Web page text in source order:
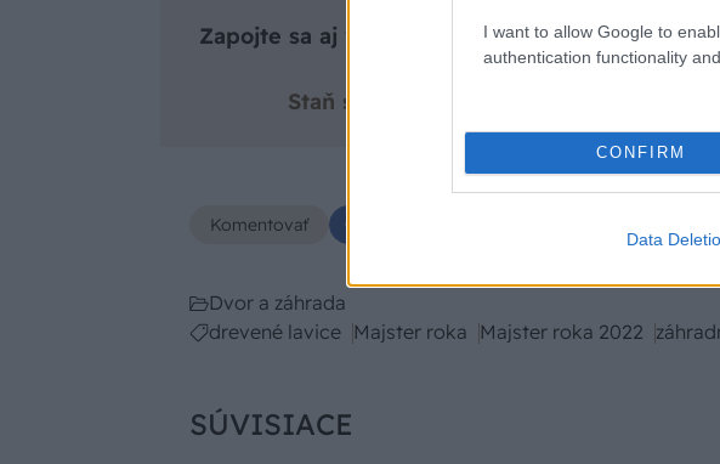
I want to allow Google to
authentication functionality
CONFIRM
Data
Zapojte sa aj vy do súťaže Majster roka 2022
nájdete tu:
Staň sa Majstrom roka 2022 a vyhraj
Komentovať
Dvor a záhrada
drevené lavice Majster roka Majster roka 2022
SÚVISIACE